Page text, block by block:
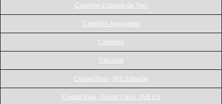
Castellon Estacion de Tren
Castellón Aeropuerto
Castellón
Chiclana
Ciudad Real - AVE Estación
Ciudad Real - Puerto Llano -AVE Est